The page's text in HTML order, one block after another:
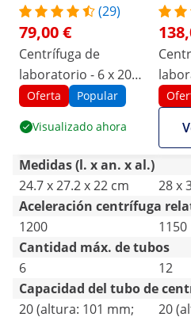
(29)
79,00 €
Centrífuga de
laboratorio - 6 x 20
ml - RCF 1.200 xg
Oferta Popular
Visualizado ahora
ml -
Medidas (l. x an. x al.)
24.7 x 27.2 x 22 cm
28 x
Aceleración centrífuga
1200
1150
Cantidad máx. de tubos
6
12
Capacidad del tubo de
20 (altura: 101 mm;
20